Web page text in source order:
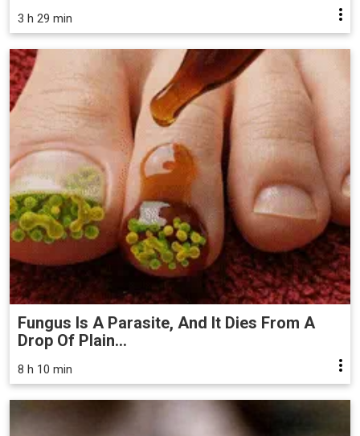
3 h 29 min
Fungus Is A Parasite, And It Dies From A
Drop Of Plain...
8 h 10 min